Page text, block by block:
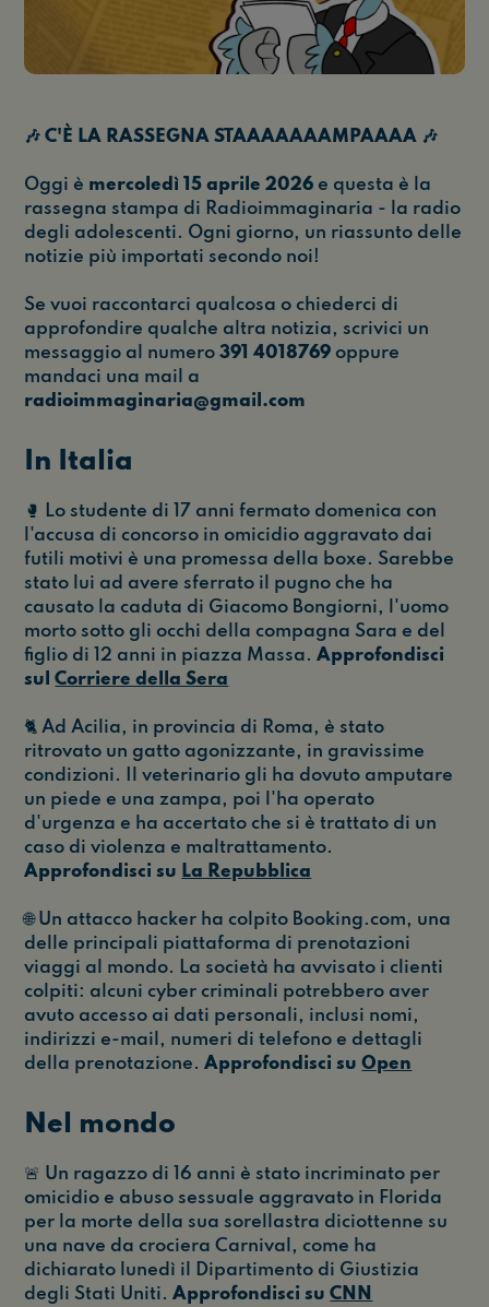
🎶 C'È LA RASSEGNA STAAAAAAAMPAAAA 🎶
Oggi è mercoledì 15 aprile 2026 e questa è la
rassegna stampa di Radioimmaginaria - la radio
degli adolescenti. Ogni giorno, un riassunto delle
notizie più importati secondo noi!
Se vuoi raccontarci qualcosa o chiederci di
approfondire qualche altra notizia, scrivici un
messaggio al numero391 4018769 oppure
mandaci una mail a
radioimmaginaria@gmail.com
In Italia
🥊 Lo studente di 17 anni fermato domenica con
l'accusa di concorso in omicidio aggravato dai
futili motivi è una promessa della boxe. Sarebbe
stato lui ad avere sferrato il pugno che ha
causato la caduta di Giacomo Bongiorni, l'uomo
morto sotto gli occhi della compagna Sara e del
figlio di 12 anni in piazza Massa.Approfondisci
sulCorriere della Sera
🐈 Ad Acilia, in provincia di Roma, è stato
ritrovato un gatto agonizzante, in gravissime
condizioni. Il veterinario gli ha dovuto amputare
un piede e una zampa, poi l'ha operato
d'urgenza e ha accertato che si è trattato di un
caso di violenza e maltrattamento.
Approfondisci su La Repubblica
🌐 Un attacco hacker ha colpito Booking.com, una
delle principali piattaforma di prenotazioni
viaggi al mondo. La società ha avvisato i clienti
colpiti: alcuni cyber criminali potrebbero aver
avuto accesso ai dati personali, inclusi nomi,
indirizzi e-mail, numeri di telefono e dettagli
della prenotazione.Approfondisci suOpen
Nel mondo
🚨 Un ragazzo di 16 anni è stato incriminato per
omicidio e abuso sessuale aggravato in Florida
per la morte della sua sorellastra diciottenne su
una nave da crociera Carnival, come ha
dichiarato lunedì il Dipartimento di Giustizia
degli Stati Uniti.Approfondisci suCNN